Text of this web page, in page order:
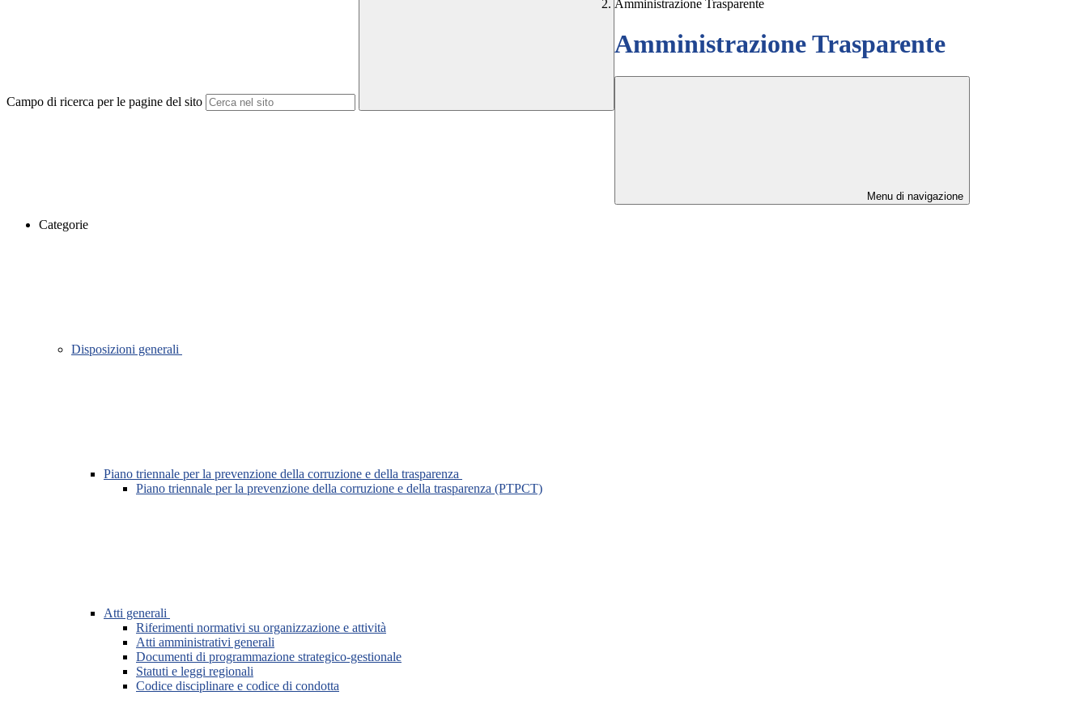
Campo di ricerca per le pagine del sito
Amministrazione Trasparente
Amministrazione Trasparente
Menu di navigazione
Categorie
Disposizioni generali
Piano triennale per la prevenzione della corruzione e della trasparenza
Piano triennale per la prevenzione della corruzione e della trasparenza (PTPCT)
Atti generali
Riferimenti normativi su organizzazione e attività
Atti amministrativi generali
Documenti di programmazione strategico-gestionale
Statuti e leggi regionali
Codice disciplinare e codice di condotta